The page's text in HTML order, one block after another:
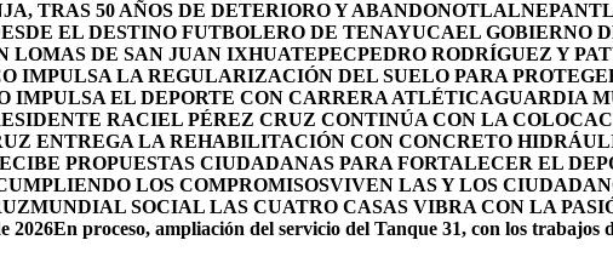
TRAS 50 AÑOS DE DETERIORO Y ABANDONO
EL DESTINO FUTBOLERO DE TENAYUCAEL GOBIERNO
LOMAS DE SAN JUAN IXHUATEPECPEDRO RODRÍGUEZ Y
IMPULSA LA REGULARIZACIÓN DEL SUELO PARA
IMPULSA EL DEPORTE CON CARRERA ATLÉTICAGUARDIA
RACIEL PÉREZ CRUZ CONTINÚA CON LA
ENTREGA LA REHABILITACIÓN CON CONCRETO
PROPUESTAS CIUDADANAS PARA FORTALECER EL
LOS COMPROMISOSVIVEN LAS Y LOS
MUNDIAL SOCIAL LAS CUATRO CASAS VIBRA CON LA
2026En proceso, ampliación del servicio del Tanque 31, con los trabajos